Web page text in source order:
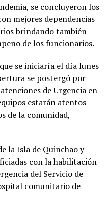
se concluyeron los
mejores dependencias
brindando también
de los funcionarios.
se iniciaría el día lunes
se postergó por
de Urgencia en
estarán atentos
de la comunidad,
la Isla de Quinchao y
con la habilitación
del Servicio de
comunitario de